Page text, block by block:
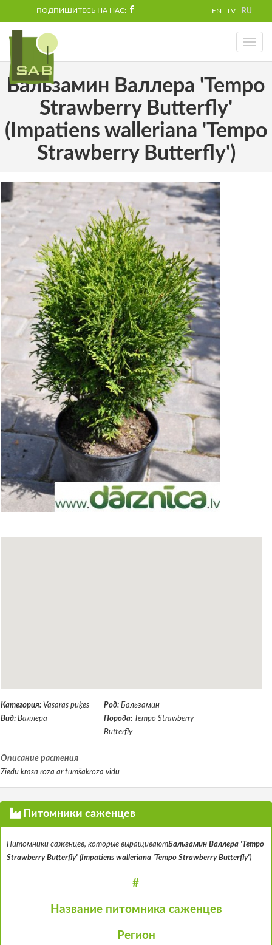
ПОДПИШИТЕСЬ НА НАС: EN LV RU
Toggle
Бальзамин Валлера 'Tempo
Strawberry Butterfly'
(Impatiens walleriana 'Tempo
Strawberry Butterfly')
Категория: Vasaras puķes Род: Бальзамин
Вид: Валлера Порода: Tempo Strawberry
Butterfly
Описание растения
Ziedu krāsa rozā ar tumšākrozā vidu
Питомники саженцев
Питомники саженцев, которые выращиваютБальзамин Валлера 'Tempo
Strawberry Butterfly' (Impatiens walleriana 'Tempo Strawberry Butterfly')
#
Название питомника саженцев
Регион